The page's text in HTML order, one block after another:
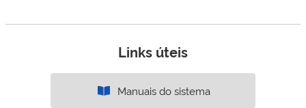
Links úteis
Manuais do sistema